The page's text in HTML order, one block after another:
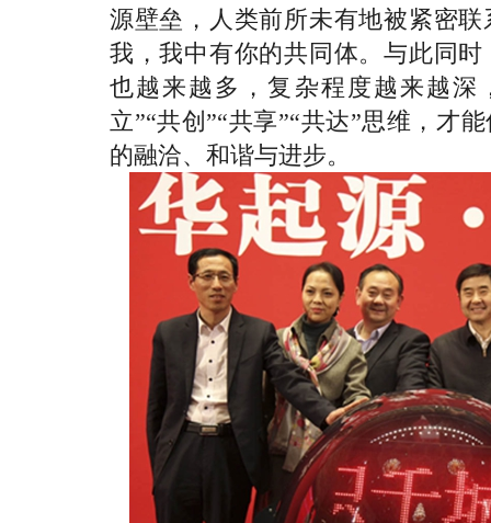
源壁垒，人类前所未有地被紧密
我，我中有你的共同体。与此同
也越来越多，复杂程度越来越深
立”“共创”“共享”“共达”思维，才
的融洽、和谐与进步。